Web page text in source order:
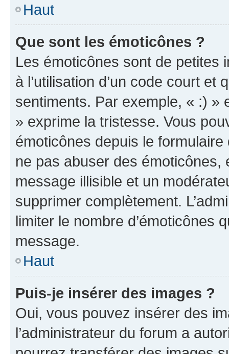
Haut
Que sont les émoticônes ?
Les émoticônes sont de petites
à l’utilisation d’un code court et
sentiments. Par exemple, « :) »
» exprime la tristesse. Vous
émoticônes depuis le
ne pas abuser des
message illisible et un
supprimer complètement.
limiter le nombre d’émoticônes
message.
Haut
Puis-je insérer des images ?
Oui, vous pouvez insérer des
l’administrateur du forum a